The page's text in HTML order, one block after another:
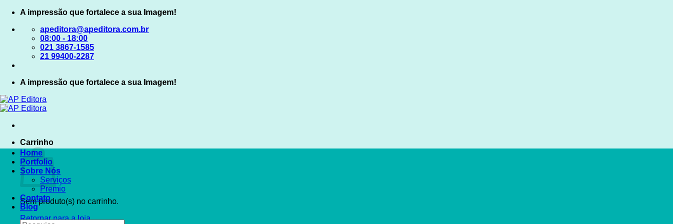
Skip
content
A impressão que fortalece a sua Imagem!
apeditora@apeditora.com.br
08:00 - 18:00
021 3867-1585
21 99400-2287
A impressão que fortalece a sua Imagem!
Carrinho
Sem produto(s) no carrinho.
Retornar para a loja
Home
Portfolio
Sobre Nós
Serviços
Premio
Contato
Blog